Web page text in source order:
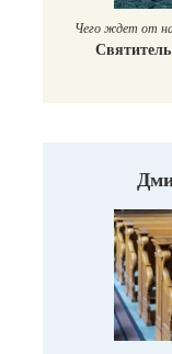
Чего ждет от